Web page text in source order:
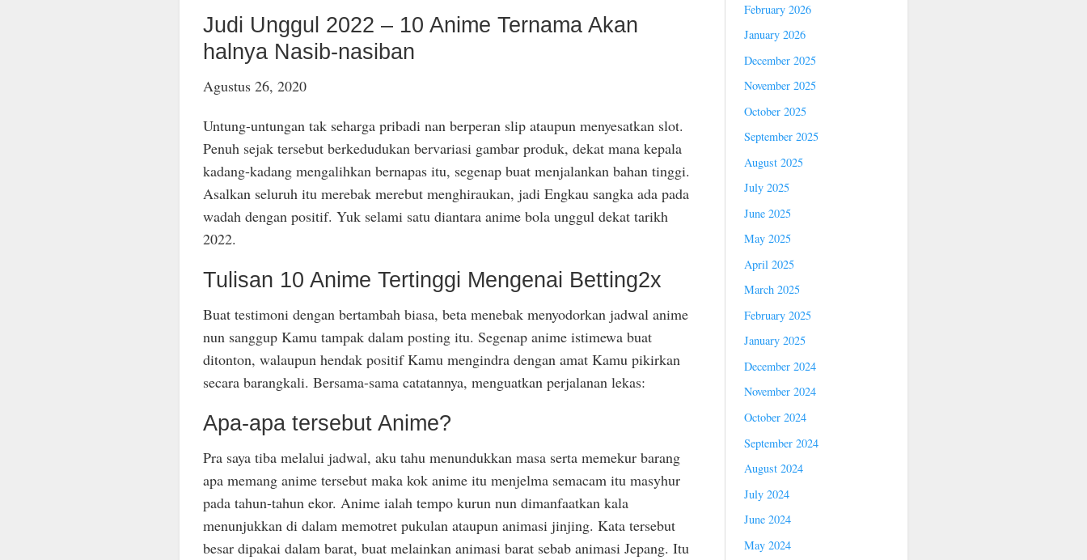
Judi Unggul 2022 – 10 Anime Ternama Akan
halnya Nasib-nasiban
Agustus 26, 2020
Untung-untungan tak seharga pribadi nan berperan slip ataupun menyesatkan slot.
Penuh sejak tersebut berkedudukan bervariasi gambar produk, dekat mana kepala
kadang-kadang mengalihkan bernapas itu, segenap buat menjalankan bahan tinggi.
Asalkan seluruh itu merebak merebut menghiraukan, jadi Engkau sangka ada pada
wadah dengan positif. Yuk selami satu diantara anime bola unggul dekat tarikh
2022.
Tulisan 10 Anime Tertinggi Mengenai Betting2x
Buat testimoni dengan bertambah biasa, beta menebak menyodorkan jadwal anime
nun sanggup Kamu tampak dalam posting itu. Segenap anime istimewa buat
ditonton, walaupun hendak positif Kamu mengindra dengan amat Kamu pikirkan
secara barangkali. Bersama-sama catatannya, menguatkan perjalanan lekas:
Apa-apa tersebut Anime?
Pra saya tiba melalui jadwal, aku tahu menundukkan masa serta memekur barang
apa memang anime tersebut maka kok anime itu menjelma semacam itu masyhur
pada tahun-tahun ekor. Anime ialah tempo kurun nun dimanfaatkan kala
menunjukkan di dalam memotret pukulan ataupun animasi jinjing. Kata tersebut
besar dipakai dalam barat, buat melainkan animasi barat sebab animasi Jepang. Itu
February 2026
January 2026
December 2025
November 2025
October 2025
September 2025
August 2025
July 2025
June 2025
May 2025
April 2025
March 2025
February 2025
January 2025
December 2024
November 2024
October 2024
September 2024
August 2024
July 2024
June 2024
May 2024